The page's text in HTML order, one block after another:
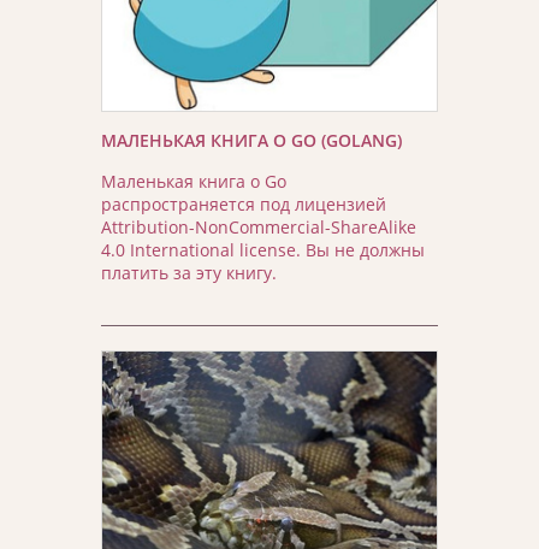
МАЛЕНЬКАЯ КНИГА О GO (GOLANG)
Маленькая книга о Go
распространяется под лицензией
Attribution-NonCommercial-ShareAlike
4.0 International license. Вы не должны
платить за эту книгу.